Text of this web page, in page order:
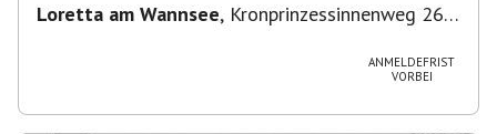
Loretta am Wannsee, Kronprinzessinnenweg 260,
ANMELDEFRIST
VORBEI